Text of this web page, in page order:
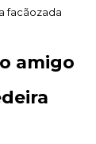
facãozada
amigo